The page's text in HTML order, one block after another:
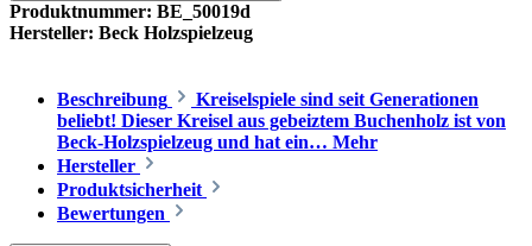
Produktnummer: BE_50019d
Hersteller: Beck Holzspielzeug
Beschreibung
Kreiselspiele sind seit Generationen
beliebt! Dieser Kreisel aus gebeiztem Buchenholz ist von
Beck-Holzspielzeug und hat ein… Mehr
Hersteller
Produktsicherheit
Bewertungen